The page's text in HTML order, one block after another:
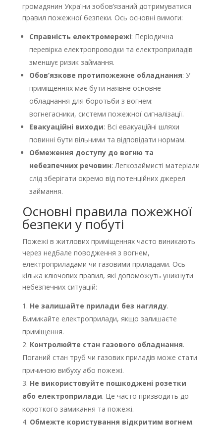
громадянин України зобов’язаний дотримуватися
правил пожежної безпеки. Ось основні вимоги:
Справність електромережі: Періодична
перевірка електропроводки та електроприладів
зменшує ризик займання.
Обов’язкове протипожежне обладнання: У
приміщеннях має бути наявне основне
обладнання для боротьби з вогнем:
вогнегасники, системи пожежної сигналізації.
Евакуаційні виходи: Всі евакуаційні шляхи
повинні бути вільними та відповідати нормам.
Обмеження доступу до вогню та
небезпечних речовин: Легкозаймисті матеріали
слід зберігати окремо від потенційних джерел
займання.
Основні правила пожежної
безпеки у побуті
Пожежі в житлових приміщеннях часто виникають
через недбале поводження з вогнем,
електроприладами чи газовими приладами. Ось
кілька ключових правил, які допоможуть уникнути
небезпечних ситуацій:
Не залишайте прилади без нагляду.
Вимикайте електроприлади, якщо залишаєте
приміщення.
Контролюйте стан газового обладнання.
Поганий стан труб чи газових приладів може стати
причиною вибуху або пожежі.
Не використовуйте пошкоджені розетки
або електроприлади. Це часто призводить до
короткого замикання та пожежі.
Обмежте користування відкритим вогнем.